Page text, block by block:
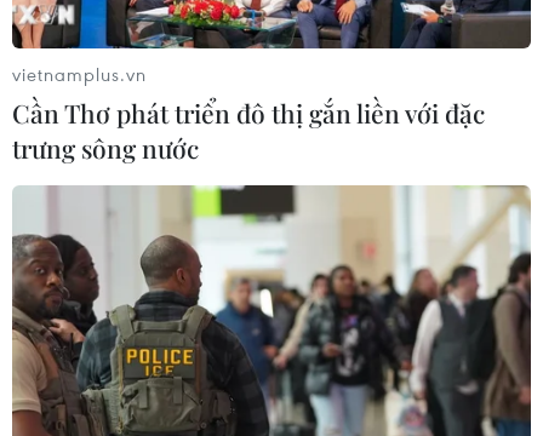
vietnamplus.vn
Cần Thơ phát triển đô thị gắn liền với đặc
trưng sông nước